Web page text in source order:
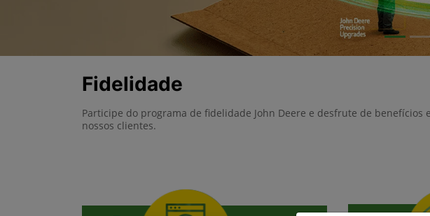
Fidelidade
Participe do programa de fidelidade John Deere e desfrute de
nossos clientes.